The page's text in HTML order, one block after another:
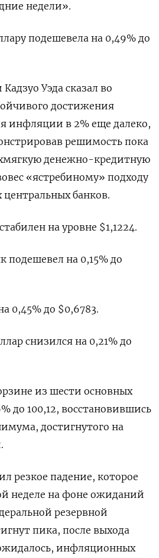
недели».
подешевела на 0,49%​ до
Уэда сказал во
достижения
инфляции в 2% еще далеко,
решимость пока
денежно-кредитную
«ястребиному» подходу
банков.
на уровне $1,1224​.
на 0,15% до
0,45% до $0,6783​.
снизился на 0,21% до
из шести основных
до 100,12​, восстановившись
достигнутого на
резкое падение, которое
неделе на фоне ожиданий
резервной
пика, после выхода
инфляционных